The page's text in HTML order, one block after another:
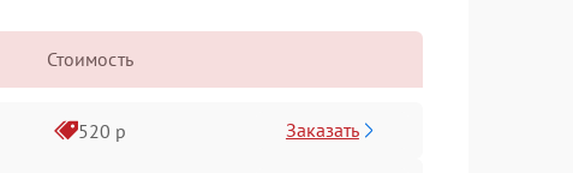
Стоимость
520 р Заказать